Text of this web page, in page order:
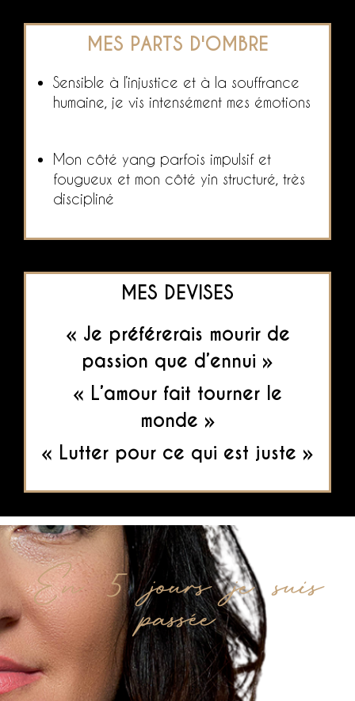
MES PARTS D'OMBRE
Sensible à l’injustice et à la souffrance
humaine, je vis intensément mes émotions
Mon côté yang parfois impulsif et
fougueux et mon côté yin structuré, très
discipliné
MES DEVISES
« Je préférerais mourir de
passion que d’ennui »
« L’amour fait tourner le
monde »
« Lutter pour ce qui est juste »
En 5 jours je suis
passée